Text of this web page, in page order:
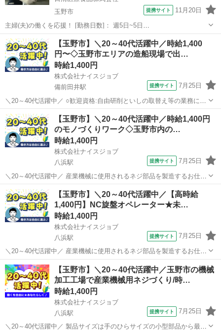
玉野市
提携サイト 11月20日
主婦(夫)の働くを応援！ [勤務日数]： 週5日~5日
05:30~14:30/10:00~19:00 月/火/水/木/金/土/日 などから選べます [勤務
地・最寄駅]： 岡山県玉野市築港５丁目１６－２５ 日清医療食品株...
岡山 玉野市 キッチン
【玉野市】＼20～40代活躍中／時給1,400
円〜◇玉野市エリアの造船現場で出…
時給1,400円
株式会社ナイスジョブ
備前田井駅
提携サイト 7月25日
＼20～40代活躍中／ ○歓迎資格:自由研削といしの取替え等の業務に係
る特別教育 ======== 扱うのは船に使用される大型エンジン部品。
造船に関わるやりがいある現場で、集中して作業に取り組めます。
=======...
岡山 玉野市 備前田井駅
【玉野市】＼20～40代活躍中／時給1,400円
のモノづくりワーク◇玉野市内の…
時給1,400円
株式会社ナイスジョブ
八浜駅
提携サイト 7月25日
＼20～40代活躍中／ 産業機械に使用されるネジ部品を製造するお仕事
です。 ‥‥‥‥‥‥‥‥ ≪作業の流れ≫ (1)図面を確認 (2)材料を機械
へセット (3)NC旋盤を操作して加工 (4)完成品の寸法を測定 (5)検査...
岡山 玉野市 八浜駅
【玉野市】＼20～40代活躍中／【高時給
1,400円】NC旋盤オペレーター★未…
時給1,400円
株式会社ナイスジョブ
八浜駅
提携サイト 7月25日
＼20～40代活躍中／ 産業機械に使用されるネジ部品を製造するお仕事
です。 【作業の流れ】 (1)図面を確認 (2)材料を機械へセット (3)NC旋
盤を操作して加工 (4)完成品の寸法を測定 (5)検査を行い品質を確...
岡山 玉野市 八浜駅
【玉野市】＼20～40代活躍中／玉野市の機械
加工工場で産業機械用ネジづくり/時…
時給1,400円
株式会社ナイスジョブ
八浜駅
提携サイト 7月25日
＼20～40代活躍中／ 製品サイズは手のひらサイズの小型部品から最大